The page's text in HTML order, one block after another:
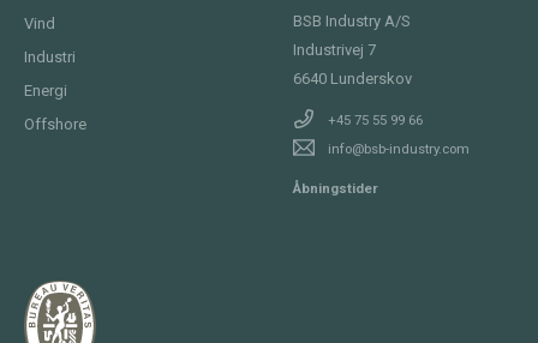
Vind
Industri
Energi
Offshore
BSB Industry A/S
Industrivej 7
6640 Lunderskov
+45 75 55 99 66
info@bsb-industry.com
Åbningstider